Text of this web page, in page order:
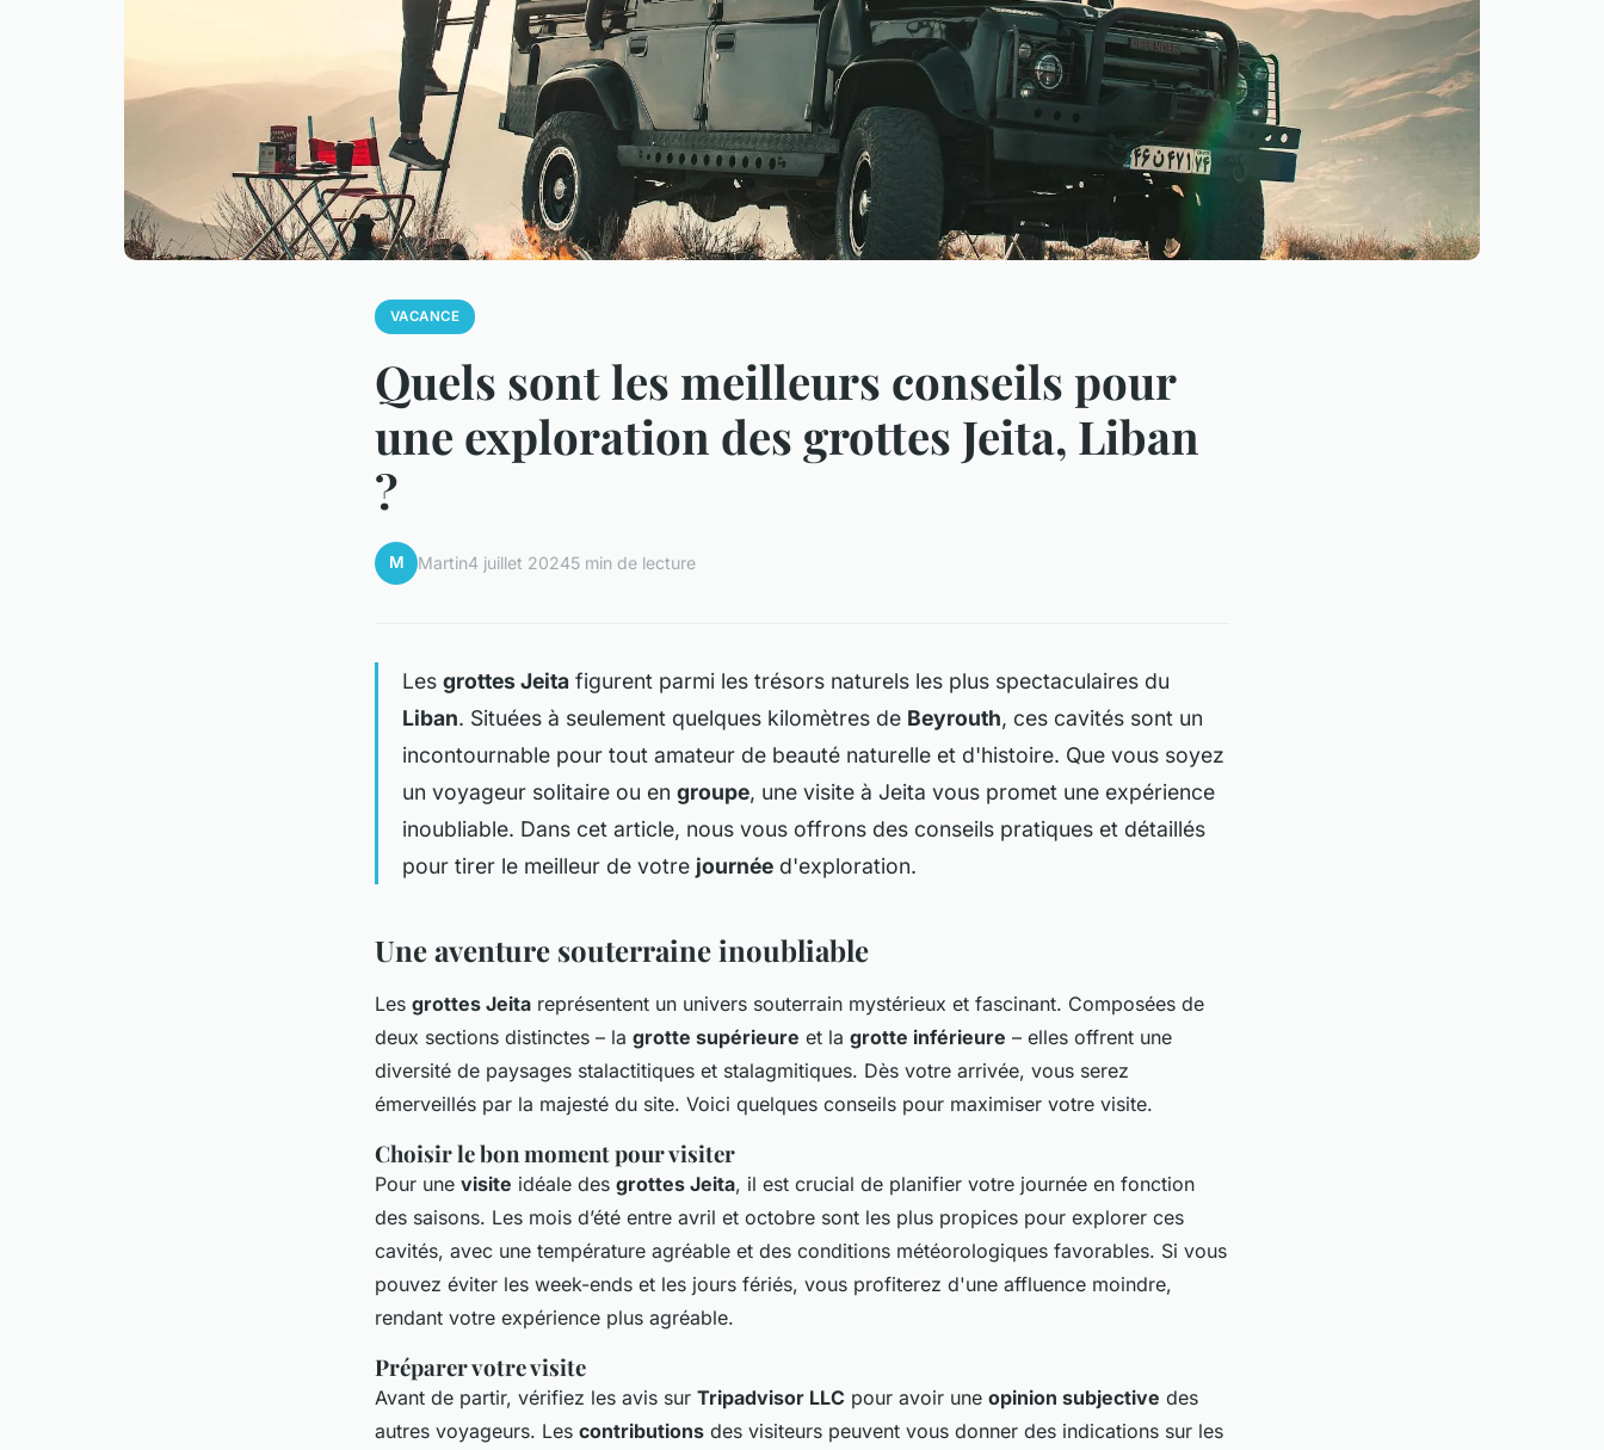
VACANCE
Quels sont les meilleurs conseils pour
une exploration des grottes Jeita, Liban
?
M Martin4 juillet 20245 min de lecture
Les grottes Jeita figurent parmi les trésors naturels les plus spectaculaires du
Liban. Situées à seulement quelques kilomètres de Beyrouth, ces cavités sont un
incontournable pour tout amateur de beauté naturelle et d'histoire. Que vous soyez
un voyageur solitaire ou en groupe, une visite à Jeita vous promet une expérience
inoubliable. Dans cet article, nous vous offrons des conseils pratiques et détaillés
pour tirer le meilleur de votre journée d'exploration.
Une aventure souterraine inoubliable
Les grottes Jeita représentent un univers souterrain mystérieux et fascinant. Composées de
deux sections distinctes – la grotte supérieure et la grotte inférieure – elles offrent une
diversité de paysages stalactitiques et stalagmitiques. Dès votre arrivée, vous serez
émerveillés par la majesté du site. Voici quelques conseils pour maximiser votre visite.
Choisir le bon moment pour visiter
Pour une visite idéale des grottes Jeita, il est crucial de planifier votre journée en fonction
des saisons. Les mois d’été entre avril et octobre sont les plus propices pour explorer ces
cavités, avec une température agréable et des conditions météorologiques favorables. Si vous
pouvez éviter les week-ends et les jours fériés, vous profiterez d'une affluence moindre,
rendant votre expérience plus agréable.
Préparer votre visite
Avant de partir, vérifiez les avis sur Tripadvisor LLC pour avoir une opinion subjective des
autres voyageurs. Les contributions des visiteurs peuvent vous donner des indications sur les